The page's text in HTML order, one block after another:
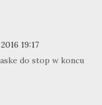
19:17
do stop w koncu